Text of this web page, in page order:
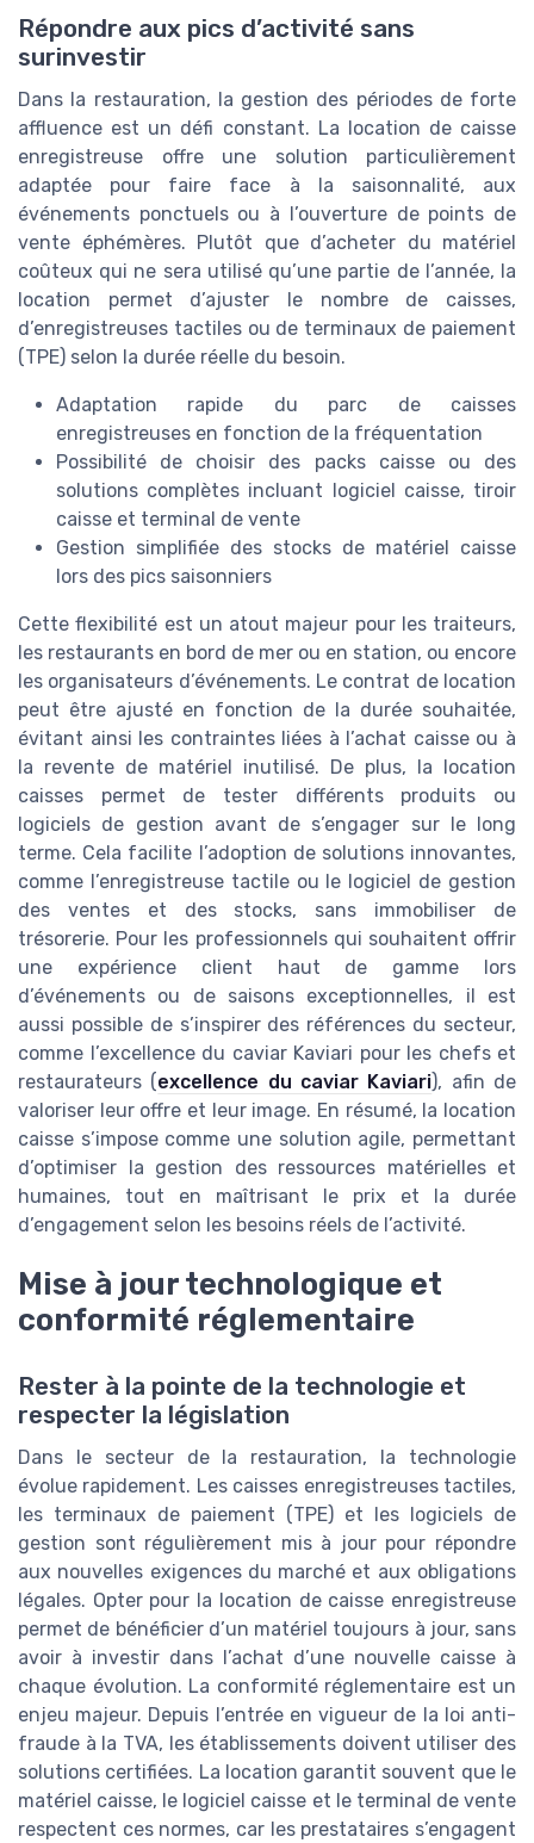
Répondre aux pics d’activité sans
surinvestir
Dans la restauration, la gestion des périodes de forte
affluence est un défi constant. La location de caisse
enregistreuse offre une solution particulièrement
adaptée pour faire face à la saisonnalité, aux
événements ponctuels ou à l’ouverture de points de
vente éphémères. Plutôt que d’acheter du matériel
coûteux qui ne sera utilisé qu’une partie de l’année, la
location permet d’ajuster le nombre de caisses,
d’enregistreuses tactiles ou de terminaux de paiement
(TPE) selon la durée réelle du besoin.
Adaptation rapide du parc de caisses
enregistreuses en fonction de la fréquentation
Possibilité de choisir des packs caisse ou des
solutions complètes incluant logiciel caisse, tiroir
caisse et terminal de vente
Gestion simplifiée des stocks de matériel caisse
lors des pics saisonniers
Cette flexibilité est un atout majeur pour les traiteurs,
les restaurants en bord de mer ou en station, ou encore
les organisateurs d’événements. Le contrat de location
peut être ajusté en fonction de la durée souhaitée,
évitant ainsi les contraintes liées à l’achat caisse ou à
la revente de matériel inutilisé. De plus, la location
caisses permet de tester différents produits ou
logiciels de gestion avant de s’engager sur le long
terme. Cela facilite l’adoption de solutions innovantes,
comme l’enregistreuse tactile ou le logiciel de gestion
des ventes et des stocks, sans immobiliser de
trésorerie. Pour les professionnels qui souhaitent offrir
une expérience client haut de gamme lors
d’événements ou de saisons exceptionnelles, il est
aussi possible de s’inspirer des références du secteur,
comme l’excellence du caviar Kaviari pour les chefs et
restaurateurs (excellence du caviar Kaviari), afin de
valoriser leur offre et leur image. En résumé, la location
caisse s’impose comme une solution agile, permettant
d’optimiser la gestion des ressources matérielles et
humaines, tout en maîtrisant le prix et la durée
d’engagement selon les besoins réels de l’activité.
Mise à jour technologique et
conformité réglementaire
Rester à la pointe de la technologie et
respecter la législation
Dans le secteur de la restauration, la technologie
évolue rapidement. Les caisses enregistreuses tactiles,
les terminaux de paiement (TPE) et les logiciels de
gestion sont régulièrement mis à jour pour répondre
aux nouvelles exigences du marché et aux obligations
légales. Opter pour la location de caisse enregistreuse
permet de bénéficier d’un matériel toujours à jour, sans
avoir à investir dans l’achat d’une nouvelle caisse à
chaque évolution. La conformité réglementaire est un
enjeu majeur. Depuis l’entrée en vigueur de la loi anti-
fraude à la TVA, les établissements doivent utiliser des
solutions certifiées. La location garantit souvent que le
matériel caisse, le logiciel caisse et le terminal de vente
respectent ces normes, car les prestataires s’engagent